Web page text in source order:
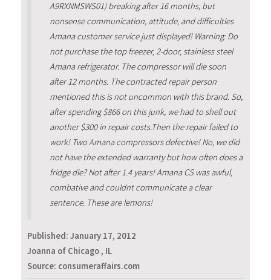
A9RXNMSWS01) breaking after 16 months, but
nonsense communication, attitude, and difficulties
Amana customer service just displayed! Warning: Do
not purchase the top freezer, 2-door, stainless steel
Amana refrigerator. The compressor will die soon
after 12 months. The contracted repair person
mentioned this is not uncommon with this brand. So,
after spending $866 on this junk, we had to shell out
another $300 in repair costs.Then the repair failed to
work! Two Amana compressors defective! No, we did
not have the extended warranty but how often does a
fridge die? Not after 1.4 years! Amana CS was awful,
combative and couldnt communicate a clear
sentence. These are lemons!
Published: January 17, 2012
Joanna of Chicago , IL
Source: consumeraffairs.com